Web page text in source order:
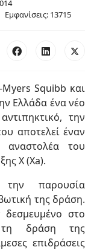
Εμφανίσεις: 13715
Myers Squibb και
Ελλάδα ένα νέο
την
αποτελεί έναν
αναστολέα του
Χ (Χa).
παρουσία
της δράση.
δεσμευμένο στο
δράση της
επιδράσεις